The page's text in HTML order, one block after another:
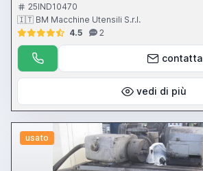
25IND10470
🇮🇹 BM Macchine Utensili S.r.l.
4.5
2
contatta
vedi di più
usato